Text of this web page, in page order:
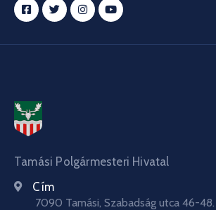
Tamási Polgármesteri Hivatal
Cím
7090 Tamási, Szabadság utca 46-48.